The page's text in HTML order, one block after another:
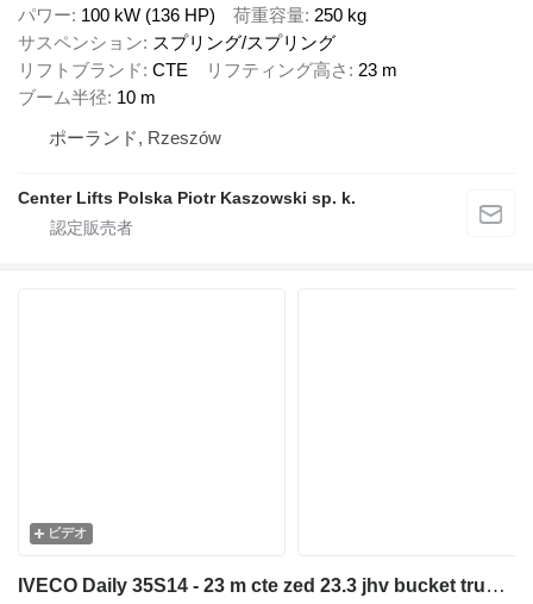
パワー 100 kW (136 HP) 荷重容量 250 kg
サスペンション
スプリング/スプリング
リフトブランド CTE リフティング高さ
23 m
ブーム半径 10 m
ポーランド, Rzeszów
Center Lifts Polska Piotr Kaszowski sp. k.
ビデオ
IVECO Daily 35S14 - 23 m cte zed 23.3 jhv bucket truck boom lift